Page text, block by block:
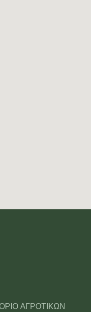
ΑΓΡΟΤΙΚΩΝ